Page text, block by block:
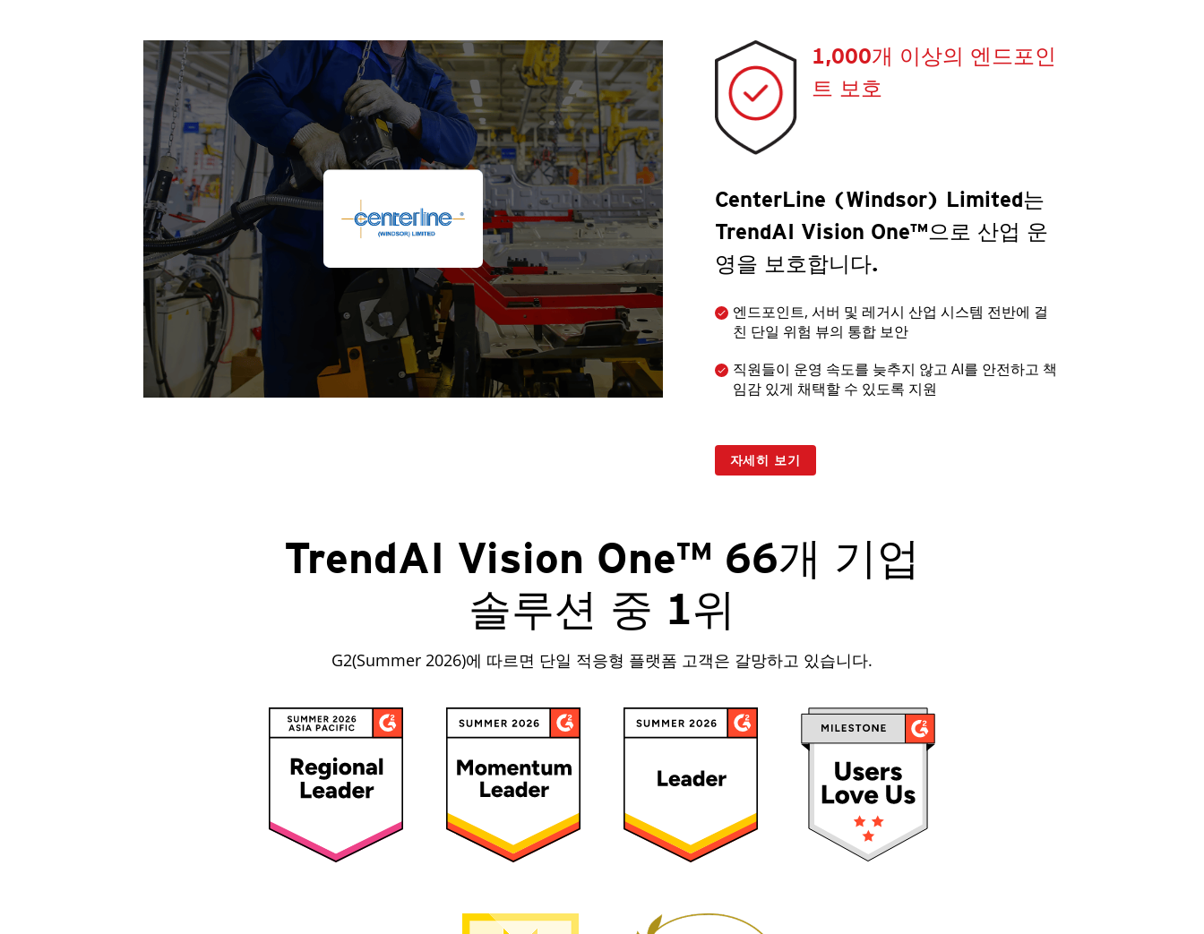
1,000개 이상의 엔드포인
트 보호
CenterLine (Windsor) Limited는
TrendAI Vision One™으로 산업 운
영을 보호합니다.
엔드포인트, 서버 및 레거시 산업 시스템 전반에 걸
친 단일 위험 뷰의 통합 보안
직원들이 운영 속도를 늦추지 않고 AI를 안전하고 책
임감 있게 채택할 수 있도록 지원
자세히 보기
TrendAI Vision One™ 66개 기업
솔루션 중 1위
G2(Summer 2026)에 따르면 단일 적응형 플랫폼 고객은 갈망하고 있습니다.